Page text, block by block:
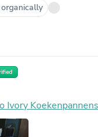
Ivory